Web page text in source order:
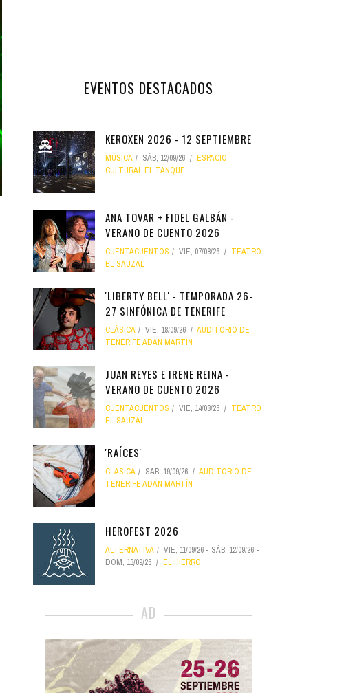
EVENTOS DESTACADOS
KEROXEN 2026 - 12 SEPTIEMBRE
MÚSICA SÁB, 12/09/26
ESPACIO
CULTURAL EL TANQUE
ANA TOVAR + FIDEL GALBÁN -
VERANO DE CUENTO 2026
CUENTACUENTOS VIE, 07/08/26
TEATRO
EL SAUZAL
'LIBERTY BELL' - TEMPORADA 26-
27 SINFÓNICA DE TENERIFE
CLÁSICA VIE, 18/09/26
AUDITORIO DE
TENERIFE ADÁN MARTÍN
JUAN REYES E IRENE REINA -
VERANO DE CUENTO 2026
CUENTACUENTOS VIE, 14/08/26
TEATRO
EL SAUZAL
'RAÍCES'
CLÁSICA SÁB, 19/09/26
AUDITORIO DE
TENERIFE ADÁN MARTÍN
HEROFEST 2026
ALTERNATIVA VIE, 11/09/26 - SÁB, 12/09/26 -
DOM, 13/09/26
EL HIERRO
AD